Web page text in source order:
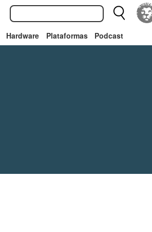
Hardware Plataformas Podcast